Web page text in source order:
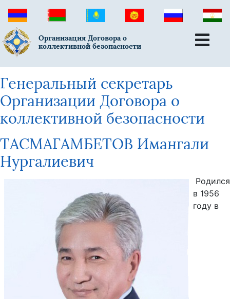
Организация Договора о
коллективной безопасности
Генеральный секретарь
Организации Договора о
коллективной безопасности
ТАСМАГАМБЕТОВ Имангали
Нургалиевич
Родился
в 1956
году в